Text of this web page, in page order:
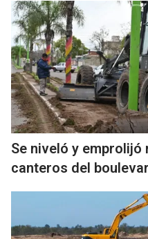
Se niveló y
canteros del